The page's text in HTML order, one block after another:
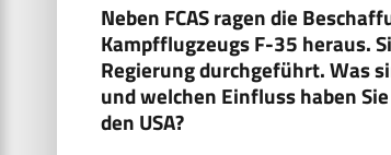
Neben FCAS ragen die
Kampfflugzeugs F-35 heraus.
Regierung durchgeführt. Was
und welchen Einfluss haben
den USA?